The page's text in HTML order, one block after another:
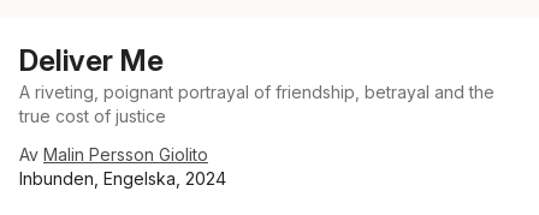
Deliver Me
A riveting, poignant portrayal of friendship, betrayal and the
true cost of justice
Av Malin Persson Giolito
Inbunden, Engelska, 2024